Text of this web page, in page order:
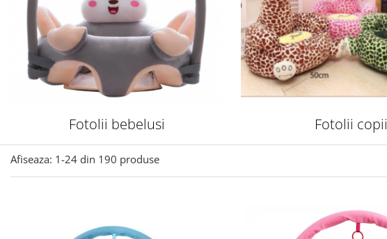
Fotolii bebelusi Fotolii copii
Afiseaza: 1-24 din 190 produse